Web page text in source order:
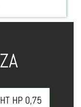
HP 0,75